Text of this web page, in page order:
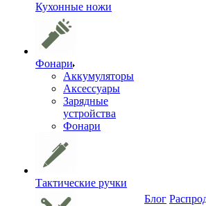
Кухонные ножи
Фонари
Аккумуляторы
Аксессуары
Зарядные
устройства
Фонари
Тактические ручки
Блог